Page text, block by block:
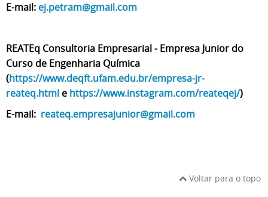
E-mail: ej.petram@gmail.com
REATEq Consultoria Empresarial - Empresa Junior do
Curso de Engenharia Química
(https://www.deqft.ufam.edu.br/empresa-jr-
reateq.html e https://www.instagram.com/reateqej/)
E-mail: reateq.empresajunior@gmail.com
Voltar para o topo